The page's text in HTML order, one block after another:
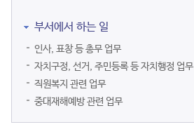
부서에서 하는 일
인사, 표창 등 총무 업무
자치구정, 선거, 주민등록 등 자치행정 업무
직원복지 관련 업무
중대재해예방 관련 업무